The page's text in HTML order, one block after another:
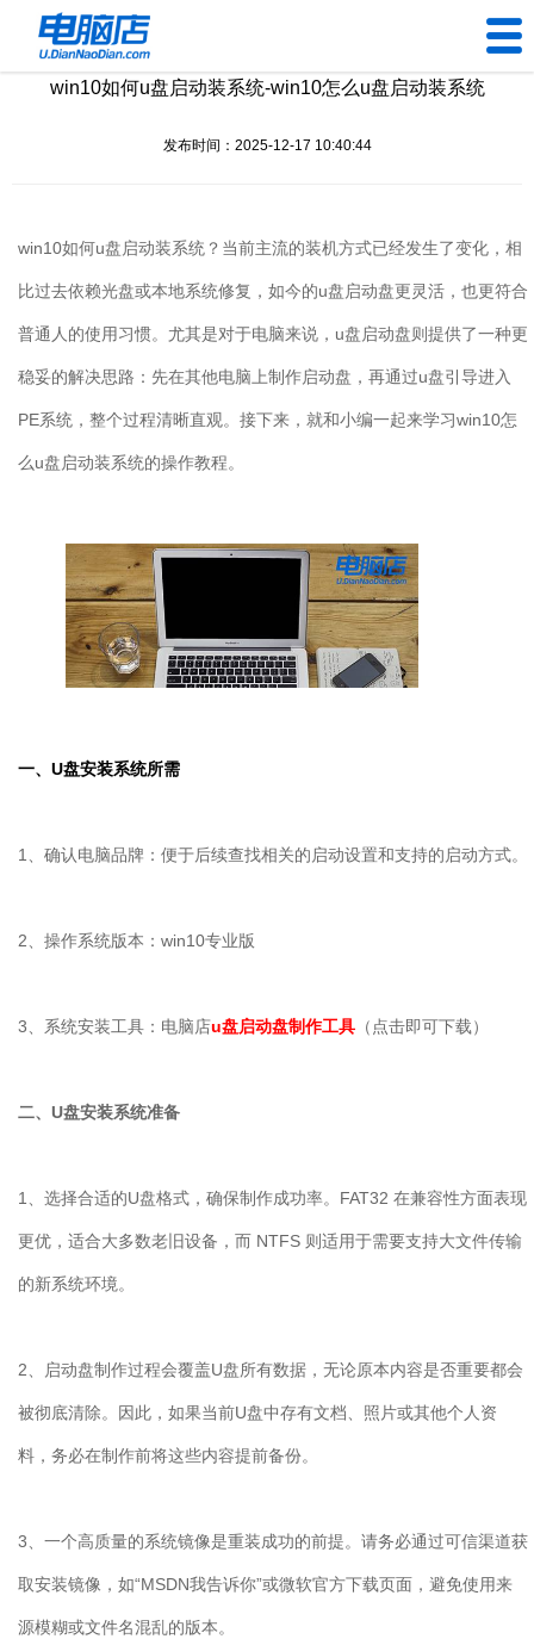
U盘工具
装机问题
电脑问题
win10如何u盘启动装系统-win10怎么u盘启动装系统
发布时间：2025-12-17 10:40:44
win10如何u盘启动装系统？当前主流的装机方式已经发生了变化，相
比过去依赖光盘或本地系统修复，如今的u盘启动盘更灵活，也更符合
普通人的使用习惯。尤其是对于电脑来说， u盘启动盘则提供了一种更
稳妥的解决思路：先在其他电脑上制作启动盘，再通过u盘引导进入
PE系统，整个过程清晰直观。接下来，就和小编一起来学习win10怎
么u盘启动装系统的操作教程。
一、 U盘安装系统所需
1、确认电脑品牌：便于后续查找相关的启动设置和支持的启动方式。
2、操作系统版本：win10专业版
3、系统安装工具：电脑店u盘启动盘制作工具 （点击即可下载）
二、U盘安装系统准备
1、选择合适的U盘格式，确保制作成功率。FAT32 在兼容性方面表现
更优，适合大多数老旧设备，而 NTFS 则适用于需要支持大文件传输
的新系统环境。
2、启动盘制作过程会覆盖U盘所有数据，无论原本内容是否重要都会
被彻底清除。因此，如果当前U盘中存有文档、照片或其他个人资
料，务必在制作前将这些内容提前备份。
3、一个高质量的系统镜像是重装成功的前提。请务必通过可信渠道获
取安装镜像，如“MSDN我告诉你”或微软官方下载页面，避免使用来
源模糊或文件名混乱的版本。